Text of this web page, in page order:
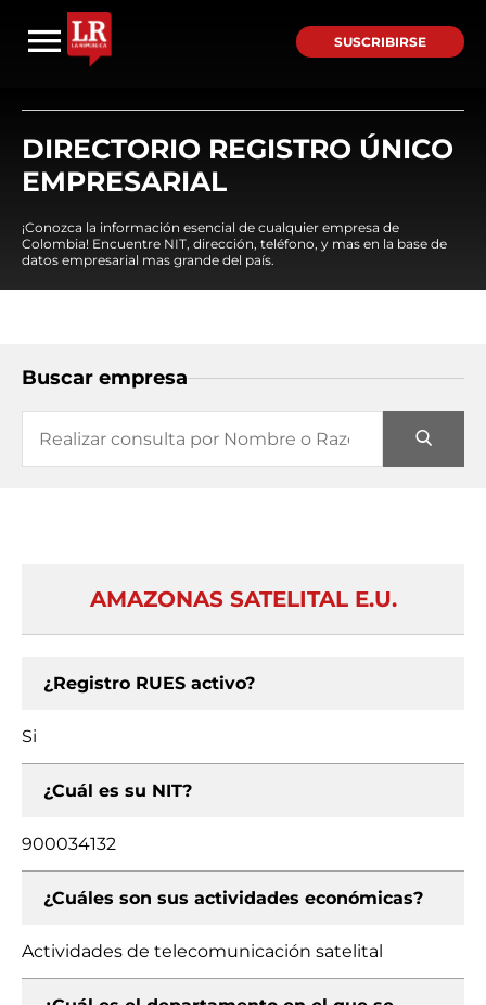
SUSCRIBIRSE
DIRECTORIO REGISTRO ÚNICO
EMPRESARIAL
¡Conozca la información esencial de cualquier empresa de
Colombia! Encuentre NIT, dirección, teléfono, y mas en la base de
datos empresarial mas grande del país.
Buscar empresa
AMAZONAS SATELITAL E.U.
¿Registro RUES activo?
Si
¿Cuál es su NIT?
900034132
¿Cuáles son sus actividades económicas?
Actividades de telecomunicación satelital